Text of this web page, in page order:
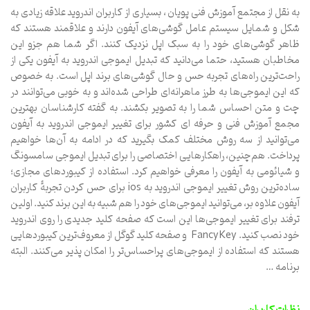
به نقل از مجتمع آموزش فنی پویان ، بسیاری از کاربران اندروید علاقه زیادی به
شکل و شمایل سیستم عامل گوشی‌های آیفون دارند و علاقمند هستند که
ظاهر گوشی‌های خود را به سبک اپل نزدیک کنند. اگر شما هم جزو این
مخاطبان هستید، حتما می‌دانید که تبدیل ایموجی اندروید به آیفون یکی از
راحت‌ترین راه‌های تجربه حس و حال گوشی‌های برند اپل است. به خصوص
که این ایموجی‌ها به طرز ماهرانه‌ای طراحی شده‌اند و به خوبی می‌توانند در
چت و متن احساس شما را به تصویر بکشند. به گفته کارشناسان بهترین
مجمع آموزش فنی و حرفه ای کشور برای تغییر ایموجی اندروید به آیفون
می‌توانید از سه روش مختلف کمک بگیرید که در ادامه به آن‌ها خواهیم
پرداخت. هم‌چنین، راهکارهایی اختصاصی را برای تبدیل ایموجی سامسونگ
و شیائومی به آیفون را معرفی خواهیم کرد. استفاده از کیبوردهای مجازی؛
ساده‌ترین روش تغییر ایموجی اندروید به ios برای حس کردن تجربۀ کاربران
آیفون علاوه بر، می‌توانید ایموجی‌های خود را هم شبیه به این برند کنید. اولین
ترفند برای تغییر ایموجی‌ها این است که صفحه‌ کلید جدیدی را روی اندروید
خود نصب کنید. FancyKey و صفحه کلید گوگل از معروف‌ترین کیبوردهایی
هستند که استفاده از ایموجی‌های پراحساس‌تر را امکان پذیر می‌کنند. البته
برنامه …